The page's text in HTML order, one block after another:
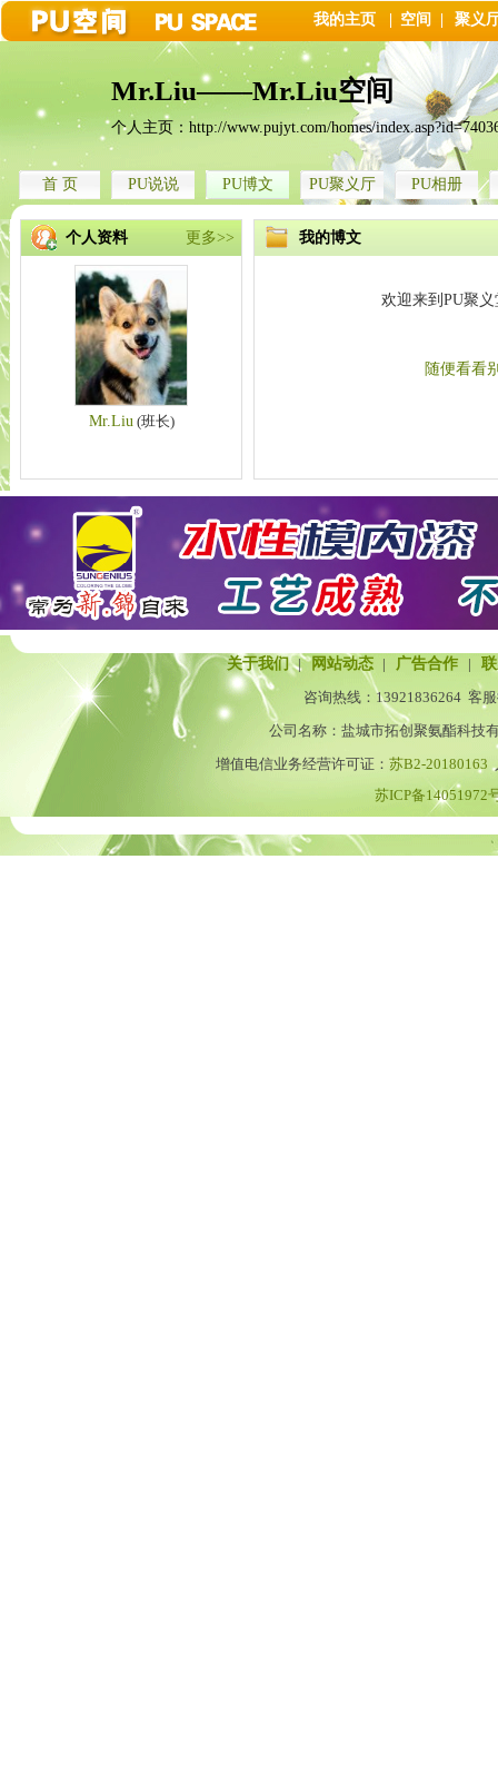
我的主页 空间 聚义
Mr.Liu——Mr.Liu空间
个人主页： http://www.pujyt.com/homes/
首 页 PU说说 PU博文 PU聚义厅 PU相册
个人资料 更多>>
Mr.Liu(班长)
我的博文
欢迎来到PU聚
随便看看
关于我们 | 网站动态 | 广告合作 |
咨询热线： 13921836264 客
公司名称：盐城市拓创聚氨酯科技
增值电信业务经营许可证： 苏B2-20180163
苏ICP备14051972